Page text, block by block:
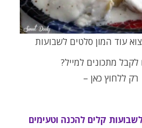
עוד המון סלטים לשבועות
לקבל מתכונים למייל?
רק ללחוץ כאן –
קלים להכנה וטעימים